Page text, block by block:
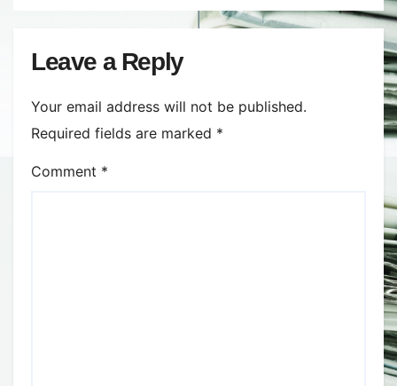
Leave a Reply
Your email address will not be published.
Required fields are marked *
Comment *